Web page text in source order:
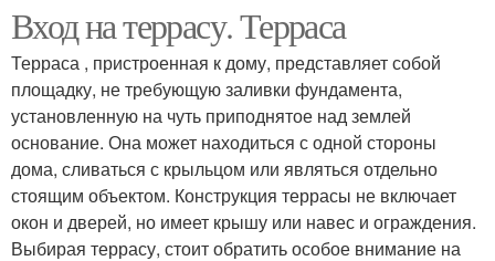
Вход на террасу. Терраса
Терраса , пристроенная к дому, представляет собой
площадку, не требующую заливки фундамента,
установленную на чуть приподнятое над землей
основание. Она может находиться с одной стороны
дома, сливаться с крыльцом или являться отдельно
стоящим объектом. Конструкция террасы не включает
окон и дверей, но имеет крышу или навес и ограждения.
Выбирая террасу, стоит обратить особое внимание на